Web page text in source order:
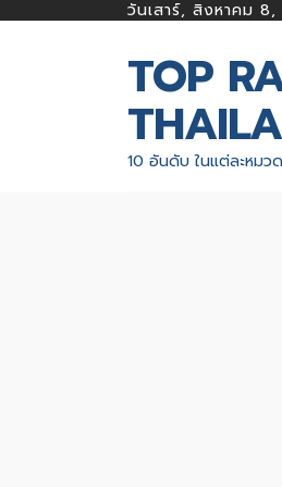
วันเสาร์, สิงหาคม
TOP
10 อันดับ ในแต่ละหมว